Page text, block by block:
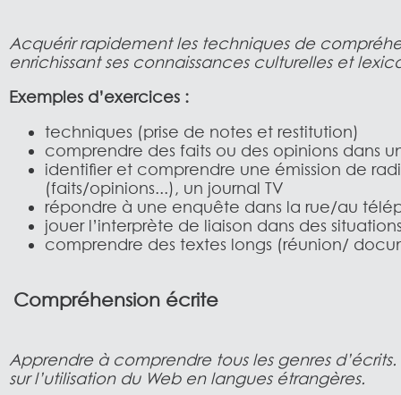
Acquérir rapidement les techniques de
enrichissant ses connaissances culturelles et
Exemples d’exercices :
techniques (prise de notes et restitution)
comprendre des faits ou des opinions dans
identifier et comprendre une émission de
(faits/opinions...), un journal TV
répondre à une enquête dans la rue/au
jouer l’interprète de liaison dans des
comprendre des textes longs (réunion/
Compréhension écrite
Apprendre à comprendre tous les genres
sur l’utilisation du Web en langues étrangères.